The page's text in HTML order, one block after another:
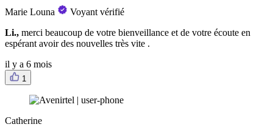
Marie Louna
Voyant vérifié
Li., merci beaucoup de votre bienveillance et de votre écoute en
espérant avoir des nouvelles très vite .
il y a 6 mois
1
Catherine